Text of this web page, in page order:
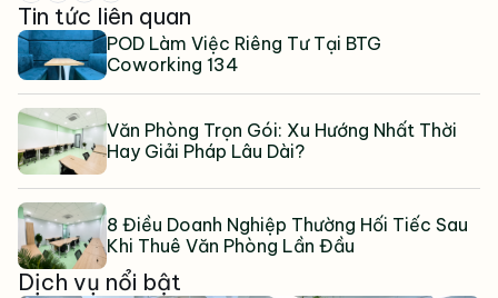
Tin tức liên quan
POD Làm Việc Riêng Tư Tại BTG
Coworking 134
Văn Phòng Trọn Gói: Xu Hướng Nhất Thời
Hay Giải Pháp Lâu Dài?
8 Điều Doanh Nghiệp Thường Hối Tiếc Sau
Khi Thuê Văn Phòng Lần Đầu
Dịch vụ nổi bật